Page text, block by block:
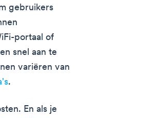
gebruikers
portaal of
snel aan te
variëren van
.
En als je